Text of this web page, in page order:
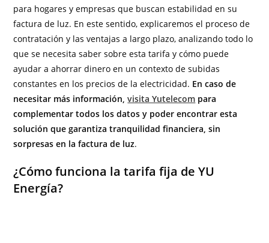
para hogares y empresas que buscan estabilidad en su
factura de luz. En este sentido, explicaremos el proceso de
contratación y las ventajas a largo plazo, analizando todo lo
que se necesita saber sobre esta tarifa y cómo puede
ayudar a ahorrar dinero en un contexto de subidas
constantes en los precios de la electricidad. En caso de
necesitar más información,visita Yutelecom para
complementar todos los datos y poder encontrar esta
solución que garantiza tranquilidad financiera, sin
sorpresas en la factura de luz.
¿Cómo funciona la tarifa fija de YU
Energía?